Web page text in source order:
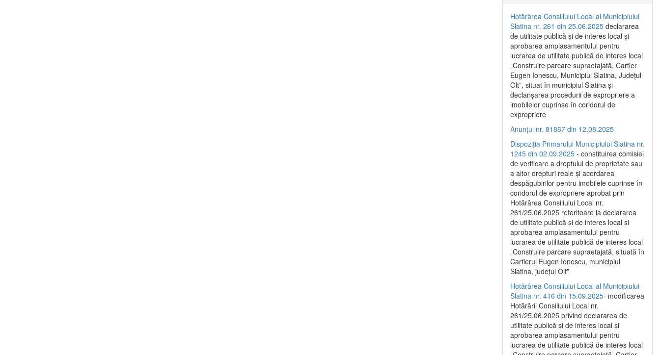
Hotărârea Consiliului Local al Municipiului
Slatina nr. 261 din 25.06.2025 declararea
de utilitate publică și de interes local și
aprobarea amplasamentului pentru
lucrarea de utilitate publică de interes local
„Construire parcare supraetajată, Cartier
Eugen Ionescu, Municipiul Slatina, Județul
Olt”, situat în municipiul Slatina și
declanșarea procedurii de expropriere a
imobilelor cuprinse în coridorul de
expropriere
Anunțul nr. 81867 din 12.08.2025
Dispoziția Primarului Municipiului Slatina nr.
1245 din 02.09.2025 - constituirea comisiei
de verificare a dreptului de proprietate sau
a altor drepturi reale și acordarea
despăgubirilor pentru imobilele cuprinse în
coridorul de expropriere aprobat prin
Hotărârea Consiliului Local nr.
261/25.06.2025 referitoare la declararea
de utilitate publică și de interes local și
aprobarea amplasamentului pentru
lucrarea de utilitate publică de interes local
„Construire parcare supraetajată, situată în
Cartierul Eugen Ionescu, municipiul
Slatina, județul Olt”
Hotărârea Consiliului Local al Municipiului
Slatina nr. 416 din 15.09.2025- modificarea
Hotărârii Consiliului Local nr.
261/25.06.2025 privind declararea de
utilitate publică și de interes local și
aprobarea amplasamentului pentru
lucrarea de utilitate publică de interes local